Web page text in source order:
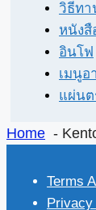
วิธีทา
หนังสื
อินโฟ
เมนูอ
แผ่นต
Home
Terms